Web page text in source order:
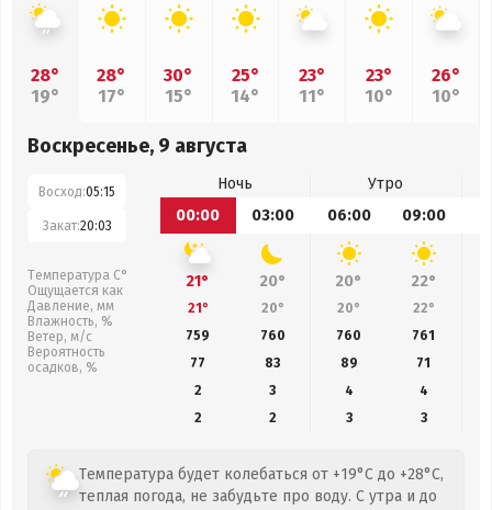
28°
19°
28°
17°
30°
15°
25°
14°
23°
11°
23°
10°
26°
10°
Воскресенье, 9 августа
Восход:05:15
Закат:20:03
Температура С°
Ощущается как
Давление, мм
Влажность, %
Ветер, м/с
Вероятность
осадков, %
Ночь
Утро
00:00
03:00 06:00 09:00
21° 20° 20° 22°
21° 20° 20° 22°
759
760 760 761
77
83 89 71
2
3 4
4
2
2 3 3
Температура будет колебаться от +19°C до +28°C,
теплая погода, не забудьте про воду. С утра и до